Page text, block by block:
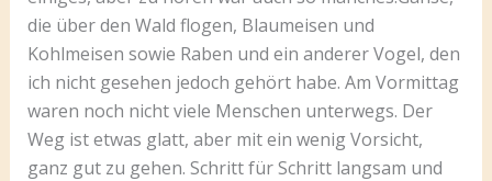
die über den Wald flogen, Blaumeisen und
Kohlmeisen sowie Raben und ein anderer Vogel, den
ich nicht gesehen jedoch gehört habe. Am Vormittag
waren noch nicht viele Menschen unterwegs. Der
Weg ist etwas glatt, aber mit ein wenig Vorsicht,
ganz gut zu gehen. Schritt für Schritt langsam und